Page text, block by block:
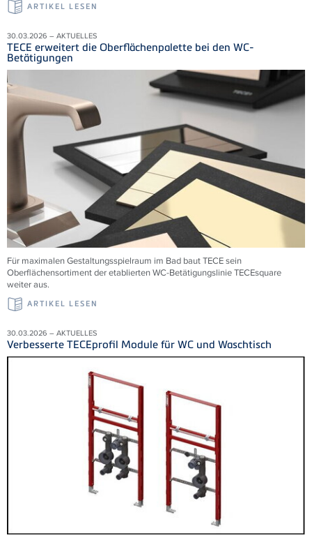
ARTIKEL LESEN
30.03.2026 – AKTUELLES
TECE erweitert die Oberflächenpalette bei den WC-
Betätigungen
Für maximalen Gestaltungsspielraum im Bad baut TECE sein
Oberflächensortiment der etablierten WC-Betätigungslinie TECEsquare
weiter aus.
ARTIKEL LESEN
30.03.2026 – AKTUELLES
Verbesserte TECEprofil Module für WC und Waschtisch